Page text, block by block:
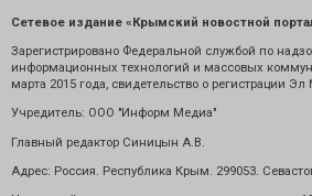
Сетевое издание «Крымский новостной портал
Зарегистрировано Федеральной службой по
информационных технологий и массовых
марта 2015 года, свидетельство о регистрации
Учредитель: ООО "Информ Медиа"
Главный редактор Синицын А.В.
Адрес: Россия. Республика Крым. 299053.